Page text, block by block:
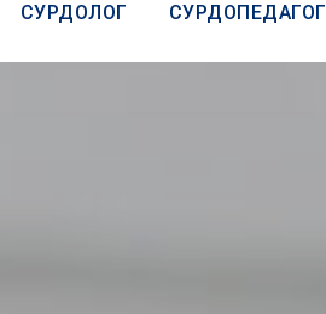
СУРДОЛОГ СУРДОПЕДАГОГ